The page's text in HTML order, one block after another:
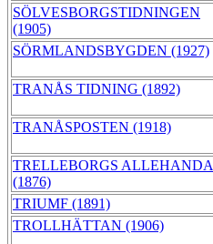
SÖLVESBORGSTIDNINGEN
(1905)
SÖRMLANDSBYGDEN (1927)
TRANÅS TIDNING (1892)
TRANÅSPOSTEN (1918)
TRELLEBORGS ALLEHANDA
(1876)
TRIUMF (1891)
TROLLHÄTTAN (1906)